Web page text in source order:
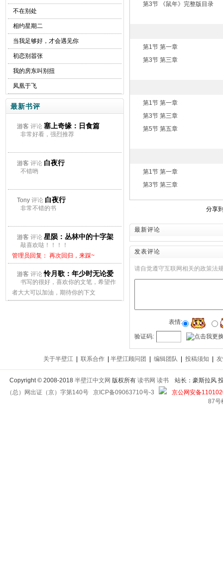
不在别处
相约星期二
当我足够好，才会遇见你
初恋别嚣张
我的房东叫别扭
凤凰于飞
最新书评
游客 评论 塞上奇缘：日食篇
非常好看，强烈推荐
游客 评论 白夜行
不错哟
Tony 评论 白夜行
非常不错的书
游客 评论 星陨：丛林中的十字架
敲喜欢哒！！！！
管理员回复： 再次回归，来踩~
游客 评论怜月歌：年少时无论爱
上谁都会痛
书写的很好，喜欢你的文笔，希望作
者大大可以加油，期待你的下文
管理员回复： 再次回归，来踩~
第3节 《鼠年》完整版目录
第1节 第一章
第3节 第三章
第1节 第一章
第3节 第三章
第5节 第五章
第1节 第一章
第3节 第三章
分享
最新评论
发表评论
请自觉遵守互联网相关的政策法
表情:
验证码:
关于半壁江 联系合作 半壁江顾问团 编辑团队 投稿须知
Copyright©2008-2018 半壁江中文网 版权所有 读书网 读书
站长：豪斯拉风
（总）网出证（京）字第140号 京ICP备09063710号-3
京公网安备
87号